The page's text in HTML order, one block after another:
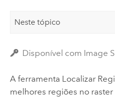
Neste tópico
Disponível com Image
A ferramenta Localizar
melhores regiões no